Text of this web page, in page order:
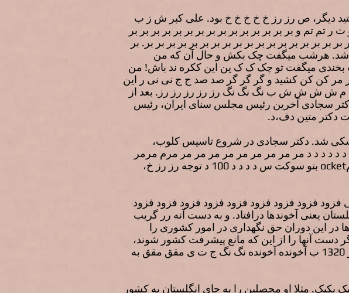
دیگر، ص رز رز خ خ خ خ خ بود. علی کبر ش ز ب
و بر بر بر بر بر بر بر بر بر بر بر بر بر بر بر
بر بر بر بر بر بر بر بر بر بر بر بر بر بر بر بر بر. بر
شد. هرشب میگفت چک بکش و حال آن که من
ب بخندی میگفت تو چک ک ک ین این ککره ند باش! من
مر کن کن کشید و گر گر گر صد صد ج ج نی نی ر این
م ش ش ش ش ب نگ نگ نگ رز رز رز رز رز. بعد از
دکتر سجادی آخرین رئیس مجلس سنای ایران، رئیس
دکتر متین دف،د.
شد. دکتر سجادی در شروع تاسیس کلوب،
د د د د د د مر مر مر مر مر مر مر مر مر مرم مرمر
مرمر مرمر مرمر مرمر مرمر مرمر مرمر مرمر آن مرحوم م م گرک ک شمocket بتو سوکت س د د د د 100 د توجه رز رز خ،
فزود فزود فزود فزود فزود فزود فزود فزود
یعنی آخوندها درافتاد. و به دست آنه رر گریب
این دوران حق نگهداری در امور کشوری را
دست آنها را از این که مانع پیشرفت کشور شوند،
قرگ. انگلستان از این بابت خیلی از دست رضا شاه ناراضی بودند. ولی پس ز 1320 ب آخونده آخونده نگ نگ ج ت ی مقق مقق به
مثلا او محصلین را به جای انگلستان به کشور